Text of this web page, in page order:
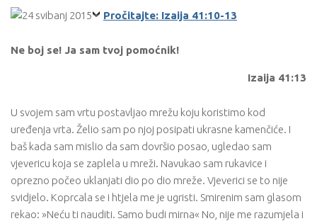
Pročitajte: Izaija 41:10-13
Ne boj se! Ja sam tvoj pomoćnik!
Izaija 41:13
U svojem sam vrtu postavljao mrežu koju koristimo kod
uređenja vrta. Želio sam po njoj posipati ukrasne kamenčiće. I
baš kada sam mislio da sam dovršio posao, ugledao sam
vjevericu koja se zaplela u mreži. Navukao sam rukavice i
oprezno počeo uklanjati dio po dio mreže. Vjeverici se to nije
svidjelo. Koprcala se i htjela me je ugristi. Smirenim sam glasom
rekao: »Neću ti nauditi. Samo budi mirna« No, nije me razumjela i